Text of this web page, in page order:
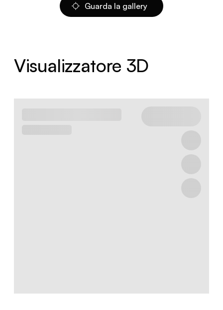
Guarda la gallery
Visualizzatore 3D